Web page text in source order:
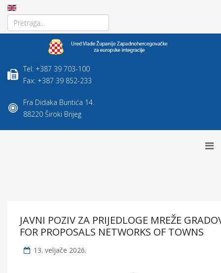
Tel: +387 39 703-100
Fax: +387 39 852-233
Fra Didaka Buntića 14.
88220 Široki Brijeg
JAVNI POZIV ZA PRIJEDLOGE MREŽE
FOR PROPOSALS NETWORKS OF TOWNS
13. veljače 2026.